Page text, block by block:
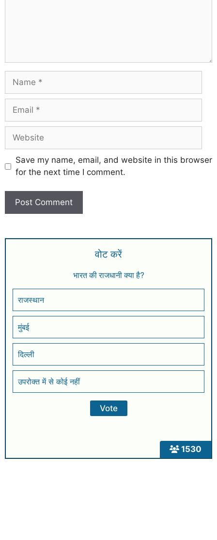
Save my name, email, and website in this browser
for the next time I comment.
1530
वोट करें
भारत की राजधानी क्या है?
राजस्थान
मुंबई
दिल्ली
उपरोक्त में से कोई नहीं